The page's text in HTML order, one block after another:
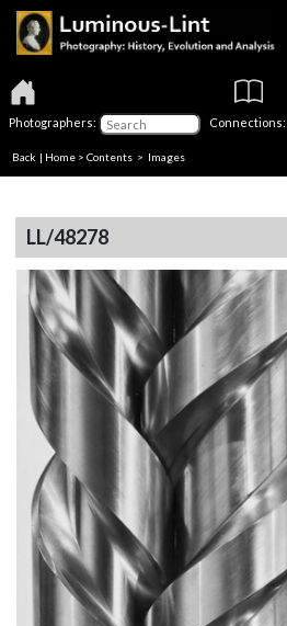
Photographers: Connections:
Back | Home > Contents > Images
LL/48278